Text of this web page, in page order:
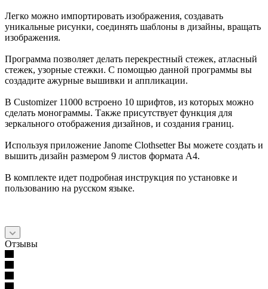
Легко можно импортировать изображения, создавать
уникальные рисунки, соединять шаблоны в дизайны, вращать
изображения.
Программа позволяет делать перекрестный стежек, атласный
стежек, узорные стежки. С помощью данной программы вы
создадите ажурные вышивки и аппликации.
В Customizer 11000 встроено 10 шрифтов, из которых можно
сделать монограммы. Также присутствует функция для
зеркального отображения дизайнов, и создания границ.
Используя приложение Janome Clothsetter Вы можете создать и
вышить дизайн размером 9 листов формата А4.
В комплекте идет подробная инструкция по установке и
пользованию на русском языке.
Отзывы